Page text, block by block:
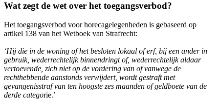
Wat zegt de wet over het toegangsverbod?
Het toegangsverbod voor horecagelegenheden is gebaseerd op
artikel 138 van het Wetboek van Strafrecht:
‘Hij die in de woning of het besloten lokaal of erf, bij een ander in
gebruik, wederrechtelijk binnendringt of, wederrechtelijk aldaar
vertoevende, zich niet op de vordering van of vanwege de
rechthebbende aanstonds verwijdert, wordt gestraft met
gevangenisstraf van ten hoogste zes maanden of geldboete van de
derde categorie.’